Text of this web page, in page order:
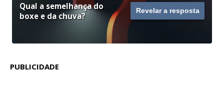
Qual a semelhança do
boxe e da chuva?
Revelar a resposta
PUBLICIDADE